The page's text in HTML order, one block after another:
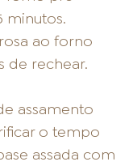
minutos.
ao forno
de rechear.
assamento
o tempo
assada com